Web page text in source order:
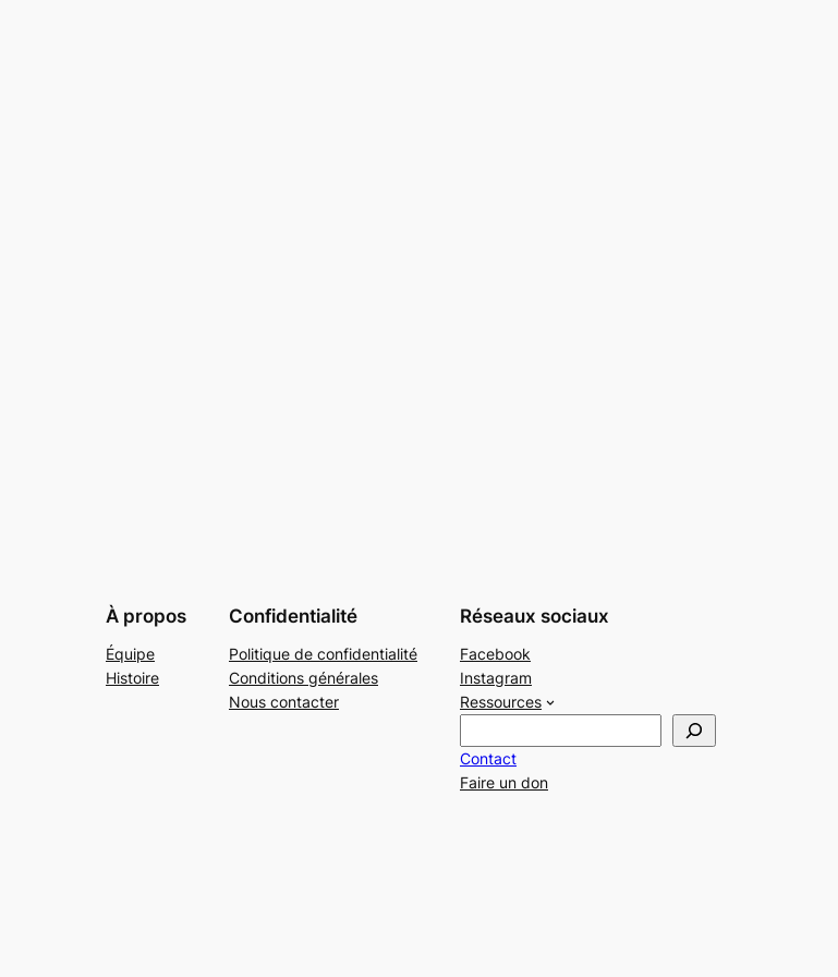
À propos
Équipe
Histoire
Confidentialité
Politique de confidentialité
Conditions générales
Nous contacter
Réseaux sociaux
Facebook
Instagram
Ressources
e
c
h
Contact
Faire un don